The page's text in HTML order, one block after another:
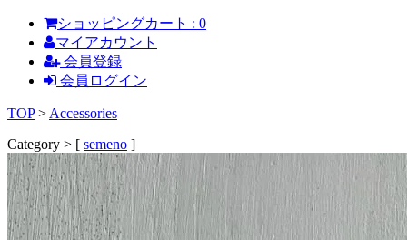
ショッピングカート : 0
マイアカウント
会員登録
会員ログイン
TOP > Accessories
Category > [ semeno ]